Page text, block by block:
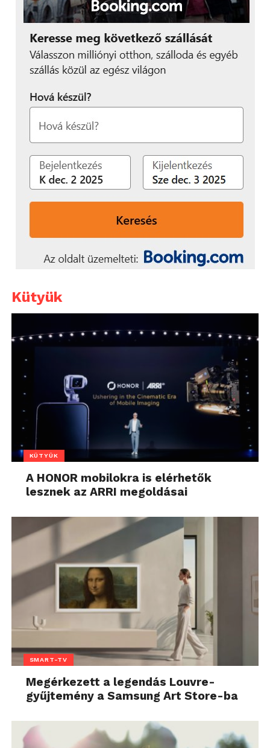
Kütyük
KÜTYÜK
A HONOR mobilokra is elérhetők
lesznek az ARRI megoldásai
SMART-TV
Megérkezett a legendás Louvre-
gyűjtemény a Samsung Art Store-ba